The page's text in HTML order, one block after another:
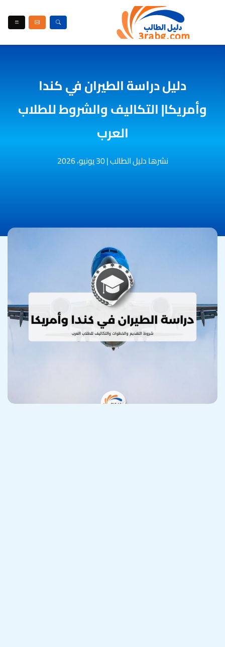
دليل دراسة الطيران في كندا
وأمريكا| التكاليف والشروط للطلاب
العرب
نشرها دليل الطالب|30 يونيو، 2026